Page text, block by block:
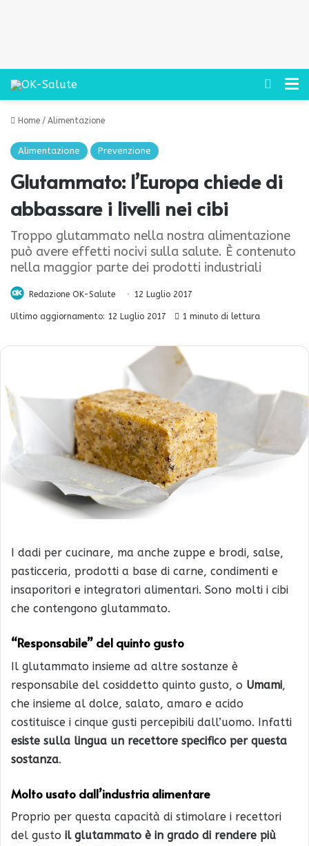
Cerca
Home / Alimentazione
Alimentazione Prevenzione
Glutammato: l’Europa chiede di
abbassare i livelli nei cibi
Troppo glutammato nella nostra alimentazione
può avere effetti nocivi sulla salute. È contenuto
nella maggior parte dei prodotti industriali
Redazione OK-Salute 12 Luglio 2017
Ultimo aggiornamento: 12 Luglio 2017 1 minuto di lettura
I dadi per cucinare, ma anche zuppe e brodi, salse,
pasticceria, prodotti a base di carne, condimenti e
insaporitori e integratori alimentari. Sono molti i cibi
che contengono glutammato.
“Responsabile” del quinto gusto
Il glutammato insieme ad altre sostanze è
responsabile del cosiddetto quinto gusto, o Umami,
che insieme al dolce, salato, amaro e acido
costituisce i cinque gusti percepibili dall’uomo. Infatti
esiste sulla lingua un recettore specifico per questa
sostanza.
Molto usato dall’industria alimentare
Proprio per questa capacità di stimolare i recettori
del gusto il glutammato è in grado di rendere più